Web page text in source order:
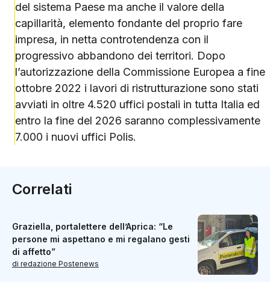
del sistema Paese ma anche il valore della
capillarità, elemento fondante del proprio fare
impresa, in netta controtendenza con il
progressivo abbandono dei territori. Dopo
l’autorizzazione della Commissione Europea a fine
ottobre 2022 i lavori di ristrutturazione sono stati
avviati in oltre 4.520 uffici postali in tutta Italia ed
entro la fine del 2026 saranno complessivamente
7.000 i nuovi uffici Polis.
Correlati
Graziella, portalettere dell’Aprica: “Le
persone mi aspettano e mi regalano gesti
di affetto”
di redazione Postenews